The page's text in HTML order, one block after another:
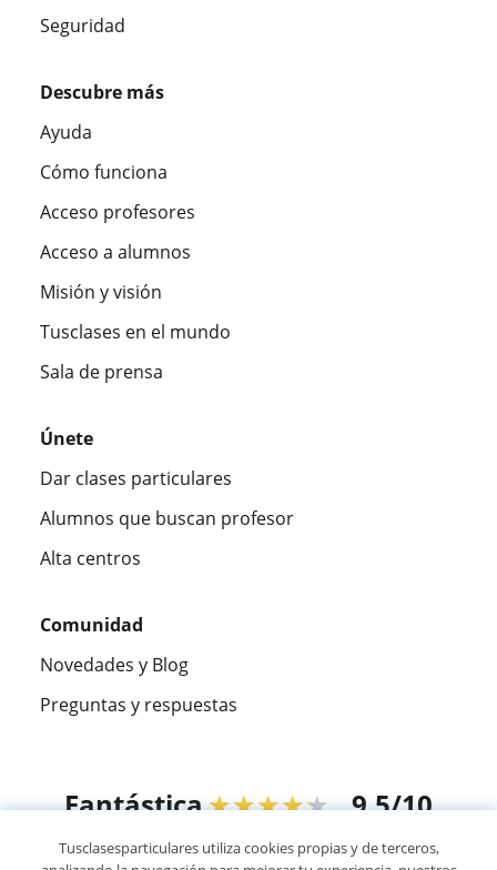
Seguridad
Descubre más
Ayuda
Cómo funciona
Acceso profesores
Acceso a alumnos
Misión y visión
Tusclases en el mundo
Sala de prensa
Únete
Dar clases particulares
Alumnos que buscan profesor
Alta centros
Comunidad
Novedades y Blog
Preguntas y respuestas
Fantástica★★★★★ 9,5/10
305915opiniones de alumnos
Tusclasesparticulares utiliza cookies propias y de terceros,